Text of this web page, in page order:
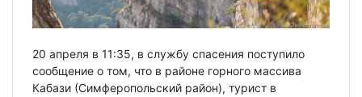
20 апреля в 11:35, в службу спасения поступило
сообщение о том, что в районе горного массива
Кабази (Симферопольский район), турист в